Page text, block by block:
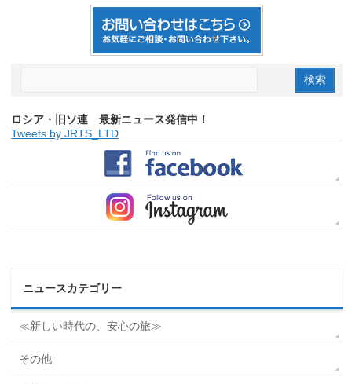
ロシア・旧ソ連 最新ニュース発信中！
Tweets by JRTS_LTD
ニュースカテゴリー
≪新しい時代の、安心の旅≫
その他